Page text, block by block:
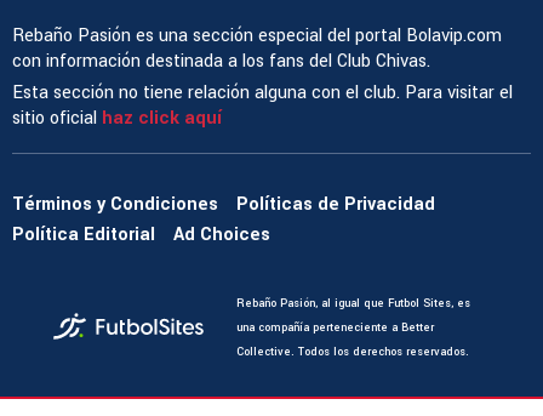
Rebaño Pasión es una sección especial del portal Bolavip.com
con información destinada a los fans del Club Chivas.
Esta sección no tiene relación alguna con el club. Para visitar el
sitio oficial haz click aquí
Términos y Condiciones
Políticas de Privacidad
Política Editorial
Ad Choices
Rebaño Pasión, al igual que Futbol Sites, es
una compañía perteneciente a Better
Collective. Todos los derechos reservados.